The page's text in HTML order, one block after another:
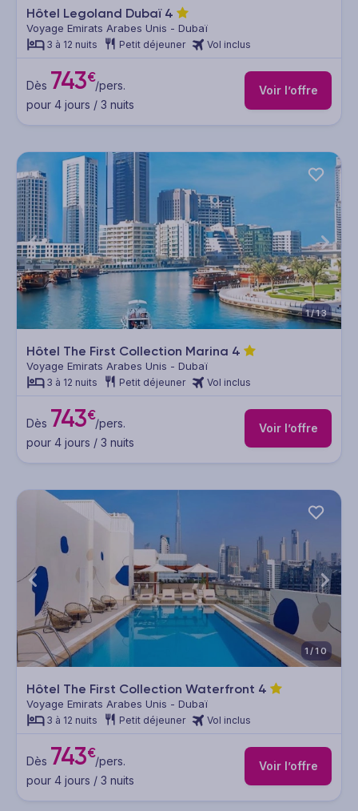
Hôtel Legoland Dubaï 4
Voyage Emirats Arabes Unis - Dubaï
3 à 12 nuits Petit déjeuner Vol inclus
Dès 743€/pers.
pour 4 jours / 3 nuits
Voir l’offre
1/13
Hôtel The First Collection Marina 4
Voyage Emirats Arabes Unis - Dubaï
3 à 12 nuits Petit déjeuner Vol inclus
Dès 743€/pers.
pour 4 jours / 3 nuits
Voir l’offre
1/10
Hôtel The First Collection Waterfront 4
Voyage Emirats Arabes Unis - Dubaï
3 à 12 nuits Petit déjeuner Vol inclus
Dès 743€/pers.
pour 4 jours / 3 nuits
Voir l’offre